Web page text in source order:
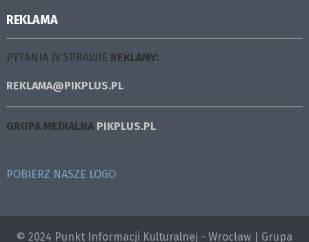
REKLAMA
PYTANIA W SPRAWIE REKLAMY:
REKLAMA@PIKPLUS.PL
GRUPA MEDIALNA PIKPLUS.PL
POBIERZ NASZE LOGO
© 2024 Punkt Informacji Kulturalnej - Wrocław | Grupa